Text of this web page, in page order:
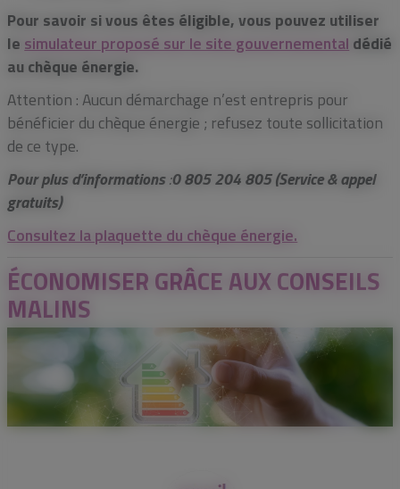
Pour savoir si vous êtes éligible, vous pouvez utiliser
le simulateur proposé sur le site gouvernemental dédié
au chèque énergie.
Attention : Aucun démarchage n’est entrepris pour
bénéficier du chèque énergie ; refusez toute sollicitation
de ce type.
Pour plus d’informations:0 805 204 805 (Service & appel
gratuits)
Consultez la plaquette du chèque énergie.
ÉCONOMISER GRÂCE AUX CONSEILS
MALINS